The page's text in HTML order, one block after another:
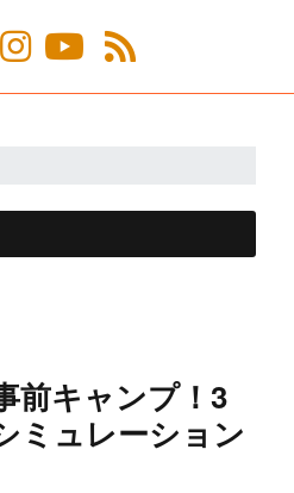
前キャンプ！3
ミュレーション